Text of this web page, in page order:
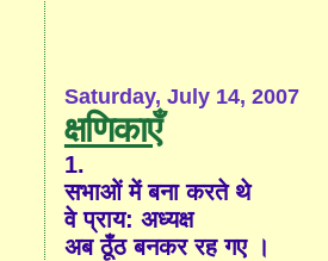
Saturday, July 14, 2007
क्षणिकाएँ
1.
सभाओं में बना करते थे
वे प्राय: अध्यक्ष
अब ठूँठ बनकर रह गए ।